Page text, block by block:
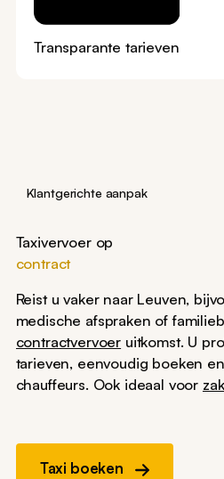
Transparante tarieven
Klantgerichte aanpak
Taxivervoer op
contract
Reist u vaker naar Leuven,
medische afspraken of
contractvervoer uitkomst. U
tarieven, eenvoudig boeken
chauffeurs. Ook ideaal voor
Taxi boeken